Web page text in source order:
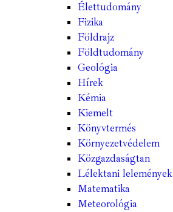
Élettudomány
Fizika
Földrajz
Földtudomány
Geológia
Hírek
Kémia
Kiemelt
Könyvtermés
Környezetvédelem
Közgazdaságtan
Lélektani lelemények
Matematika
Meteorológia